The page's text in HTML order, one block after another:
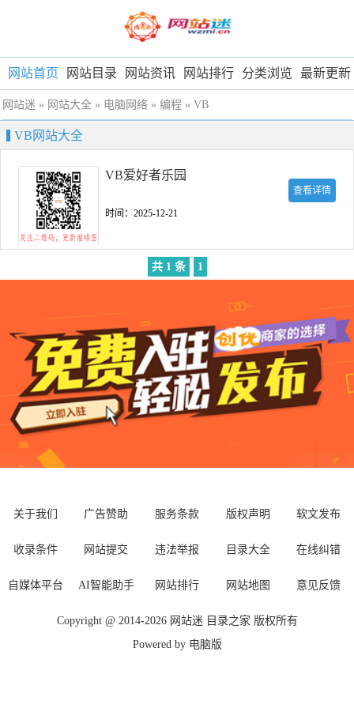
网站首页 网站目录 网站资讯 网站排行 分类浏览 最新更新
网站迷 » 网站大全 » 电脑网络 » 编程 » VB
VB网站大全
VB爱好者乐园
时间：2025-12-21
查看详情
共 1 条 1
关于我们 广告赞助 服务条款 版权声明 软文发布
收录条件 网站提交 违法举报 目录大全 在线纠错
自媒体平台 AI智能助手 网站排行 网站地图 意见反馈
Copyright @ 2014-2026 网站迷 目录之家 版权所有
Powered by 电脑版